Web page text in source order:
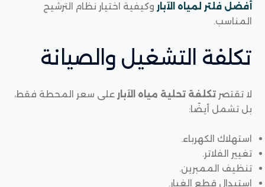
أفضل فلتر لمياه الآبار وكيفية اختيار نظام الترشيح
المناسب.
تكلفة التشغيل والصيانة
لا تقتصرتكلفة تحلية مياه الآبار على سعر المحطة فقط،
بل تشمل أيضًا:
استهلاك الكهرباء.
تغيير الفلاتر.
تنظيف الممبرين.
استبدال قطع الغيار.